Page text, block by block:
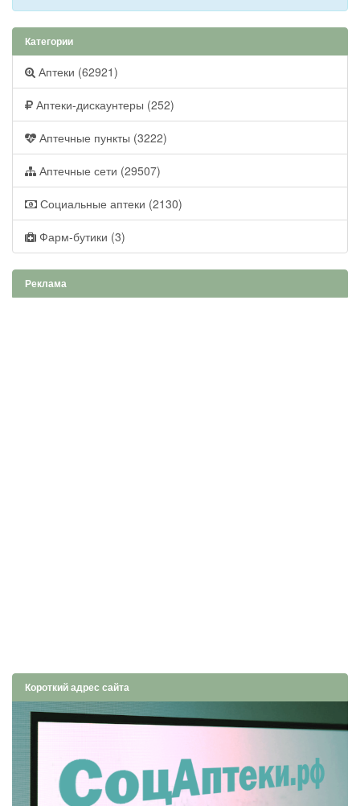
Категории
Аптеки (62921)
Аптеки-дискаунтеры (252)
Аптечные пункты (3222)
Аптечные сети (29507)
Социальные аптеки (2130)
Фарм-бутики (3)
Реклама
Короткий адрес сайта